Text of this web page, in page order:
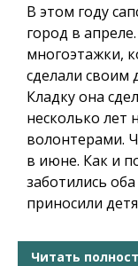
В этом году
город в
многоэтажки,
сделали своим
Кладку она
несколько лет
волонтерами.
в июне. Как и
заботились
приносили
Читать